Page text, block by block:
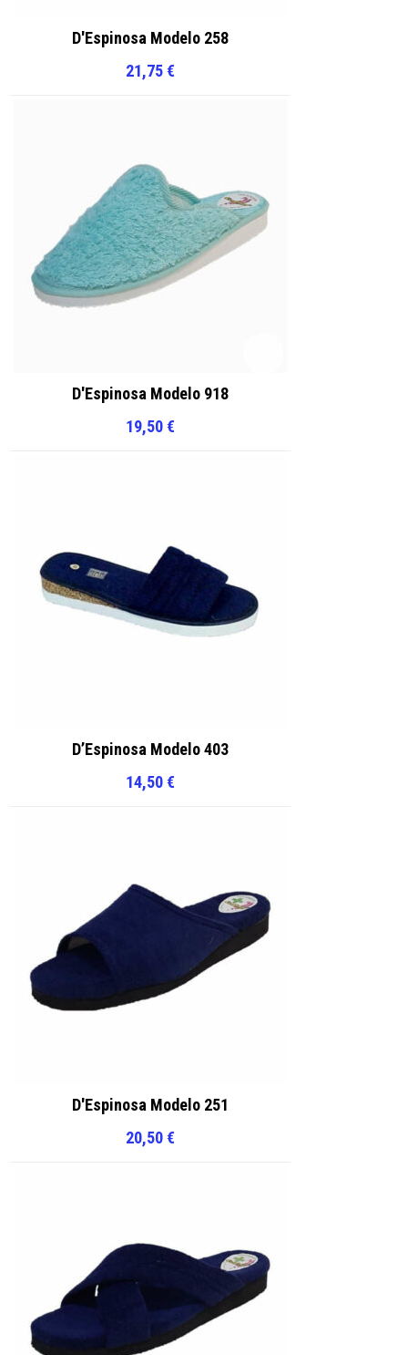
D'Espinosa Modelo 258
21,75€
D'Espinosa Modelo 918
19,50€
D’Espinosa Modelo 403
14,50€
D'Espinosa Modelo 251
20,50€